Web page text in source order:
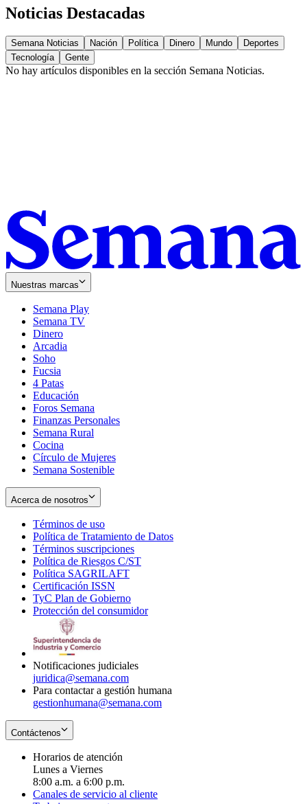
Noticias Destacadas
Semana Noticias Nación Política Dinero Mundo
Deportes
Tecnología
Gente
No hay artículos disponibles en la sección Semana Noticias.
Nuestras marcas
Semana Play
Semana TV
Dinero
Arcadia
Soho
in
new
window
Fucsia
in
new
window
4 Patas
Educación
Foros Semana
Finanzas Personales
Semana Rural
Cocina
Círculo de Mujeres
Semana Sostenible
Acerca de nosotros
Términos de uso
in
new
window
Política de Tratamiento de Datos
Términos suscripciones
in
Política de Riesgos C/ST
Política SAGRILAFT
new
window
Certificación ISSN
in
new
TyC Plan de Gobierno
in
Protección del consumidorOpens
Notificaciones judiciales
juridica@semana.com
Para contactar a gestión humana
gestionhumana@semana.com
Contáctenos
Horarios de atención
Lunes a Viernes
8:00 a.m. a 6:00 p.m.
Canales de servicio al cliente